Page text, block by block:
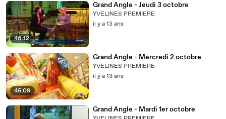
46:12
Grand Angle - Jeudi 3 octobre
YVELINES PREMIERE
il y a 13 ans
45:09
Grand Angle - Mercredi 2 octobre
YVELINES PREMIERE
il y a 13 ans
Grand Angle - Mardi 1er octobre